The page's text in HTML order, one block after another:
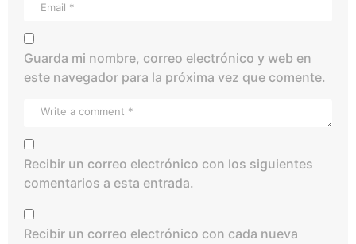
Guarda mi nombre, correo electrónico y web en
este navegador para la próxima vez que comente.
Recibir un correo electrónico con los siguientes
comentarios a esta entrada.
Recibir un correo electrónico con cada nueva